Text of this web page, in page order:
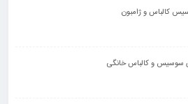
کالباس و ژامبون
سوسیس و کالباس خانگی